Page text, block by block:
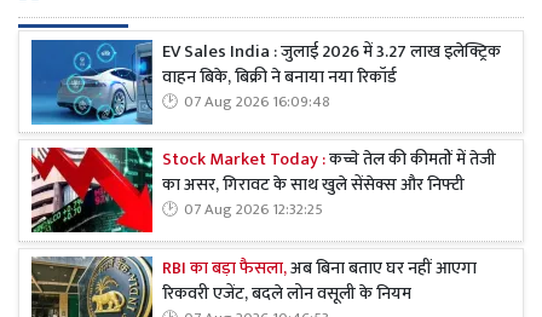
EV Sales India : जुलाई 2026 में 3.27 लाख इलेक्ट्रिक
वाहन बिके, बिक्री ने बनाया नया रिकॉर्ड
07 Aug 2026 16:09:48
Stock Market Today :कच्चे तेल की कीमतों में तेजी
का असर, गिरावट के साथ खुले सेंसेक्स और निफ्टी
07 Aug 2026 12:32:25
RBI का बड़ा फैसला,अब बिना बताए घर नहीं आएगा
रिकवरी एजेंट, बदले लोन वसूली के नियम